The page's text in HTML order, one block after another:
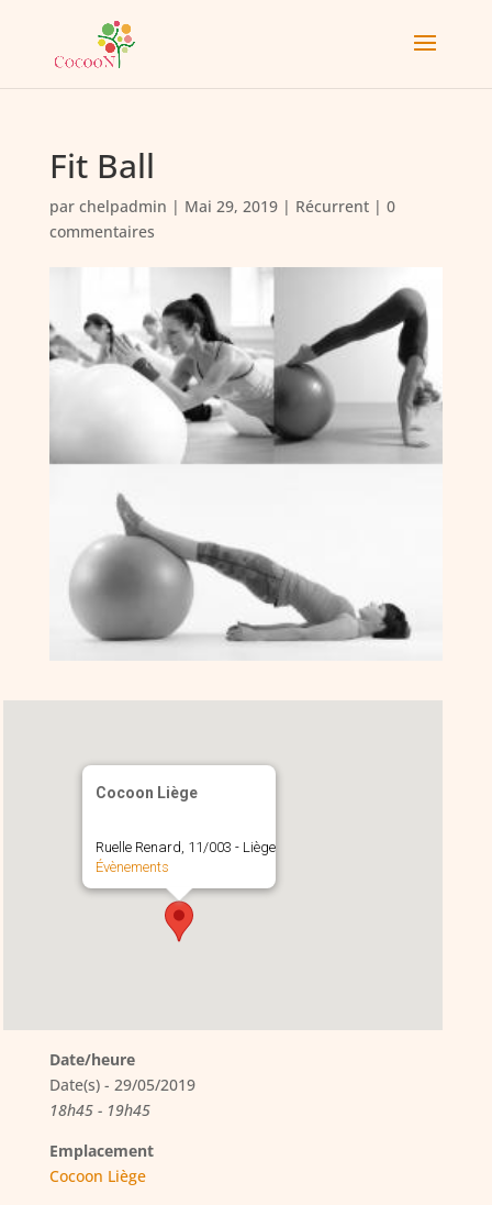
Fit Ball
par chelpadmin | Mai 29, 2019| Récurrent| 0
commentaires
Cocoon Liège
Ruelle Renard, 11/003 - Liège
Évènements
Date/heure
Date(s) - 29/05/2019
18h45 - 19h45
Emplacement
Cocoon Liège